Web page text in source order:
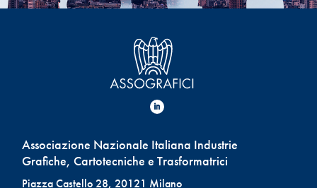
Associazione Nazionale Italiana Industrie
Grafiche, Cartotecniche e Trasformatrici
Piazza Castello 28, 20121 Milano